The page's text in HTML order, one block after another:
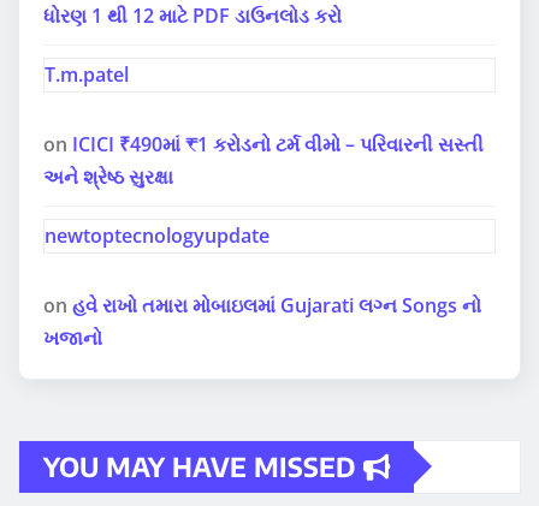
ધોરણ 1 થી 12 માટે PDF ડાઉનલોડ કરો
T.m.patel
on ICICI ₹490માં ₹1 કરોડનો ટર્મ વીમો – પરિવારની સસ્તી
અને શ્રેષ્ઠ સુરક્ષા
newtoptecnologyupdate
on હવે રાખો તમારા મોબાઇલમાં Gujarati લગ્ન Songs નો
ખજાનો
YOU MAY HAVE MISSED